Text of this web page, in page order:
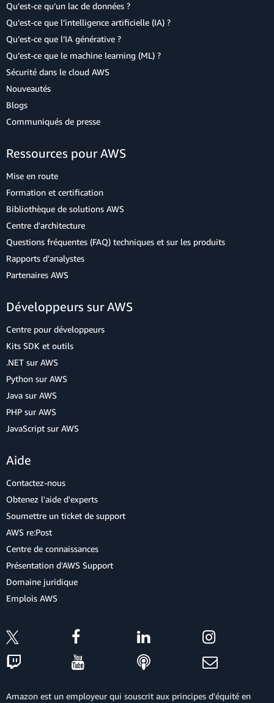
Qu’est-ce qu’un lac de données ?
Qu’est-ce que l’intelligence artificielle (IA) ?
Qu’est-ce que l’IA générative ?
Qu’est-ce que le machine learning (ML) ?
Sécurité dans le cloud AWS
Nouveautés
Blogs
Communiqués de presse
Ressources pour AWS
Mise en route
Formation et certification
Bibliothèque de solutions AWS
Centre d'architecture
Questions fréquentes (FAQ) techniques et sur les produits
Rapports d'analystes
Partenaires AWS
Développeurs sur AWS
Centre pour développeurs
Kits SDK et outils
.NET sur AWS
Python sur AWS
Java sur AWS
PHP sur AWS
JavaScript sur AWS
Aide
Contactez-nous
Obtenez l'aide d'experts
Soumettre un ticket de support
AWS re:Post
Centre de connaissances
Présentation d'AWS Support
Domaine juridique
Emplois AWS
Amazon est un employeur qui souscrit aux principes d'équité en